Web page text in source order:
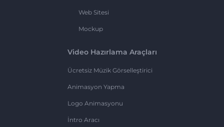
Web Sitesi
Mockup
Video Hazırlama Araçları
Ücretsiz Müzik Görselleştirici
Animasyon Yapma
Logo Animasyonu
İntro Aracı